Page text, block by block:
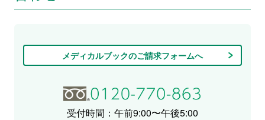
メディカルブックのご請求フォームへ
受付時間：午前9:00〜午後5:00